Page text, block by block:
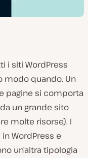
i siti WordPress
modo quando. Un
pagine si comporta
un grande sito
molte risorse). I
WordPress e
un’altra tipologia